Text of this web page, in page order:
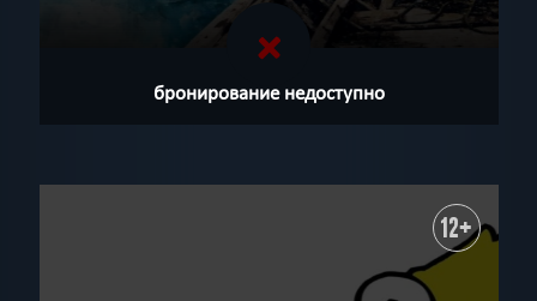
бронирование недоступно
12+